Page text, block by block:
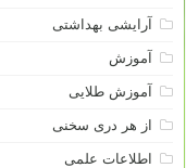
آرایشی بهداشتی
آموزش
آموزش طلایی
از هر دری سخنی
اطلاعات علمی